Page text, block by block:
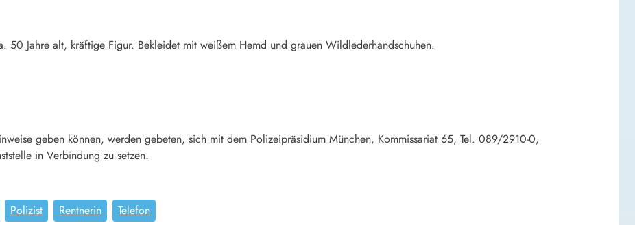
Jahre alt, kräftige Figur. Bekleidet mit weißem Hemd und grauen Wildlederhandschuhen.
geben können, werden gebeten, sich mit dem Polizeipräsidium München, Kommissariat 65, Tel. 089/2910-0,
in Verbindung zu setzen.
Polizist Rentnerin Telefon